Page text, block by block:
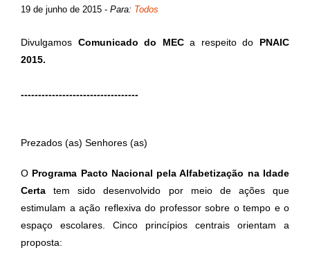
19 de junho de 2015 - Para: Todos
Divulgamos Comunicado do MECa respeito do PNAIC
2015.
----------------------------------
Prezados (as) Senhores (as)
O Programa Pacto Nacional pela Alfabetização na Idade
Certa tem sido desenvolvido por meio de ações que
estimulam a ação reflexiva do professor sobre o tempo e o
espaço escolares. Cinco princípios centrais orientam a
proposta: